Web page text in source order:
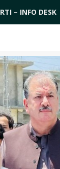
RTI – INFO DESK